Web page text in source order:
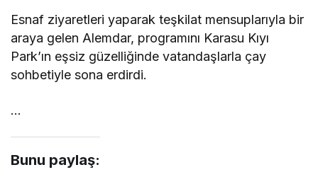
Esnaf ziyaretleri yaparak teşkilat mensuplarıyla bir
araya gelen Alemdar, programını Karasu Kıyı
Park’ın eşsiz güzelliğinde vatandaşlarla çay
sohbetiyle sona erdirdi.
…
Bunu paylaş: